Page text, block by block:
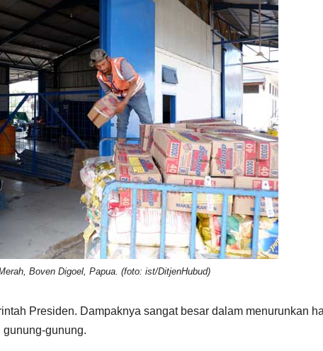
Boven Digoel, Papua. (foto: ist/DitjenHubud)
Presiden. Dampaknya sangat besar dalam menurunkan
gunung.